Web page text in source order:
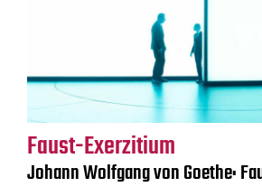
Faust-Exerzitium
Johann Wolfgang von Goethe: